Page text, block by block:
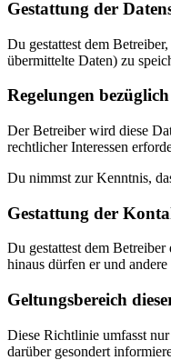
Gestattung der
Du gestattest dem
übermittelte Daten) zu
Regelungen
Der Betreiber wird diese
rechtlicher Interessen
Du nimmst zur Kenntnis,
Gestattung der
Du gestattest dem
hinaus dürfen er und
Geltungsbereich
Diese Richtlinie umfasst
darüber gesondert